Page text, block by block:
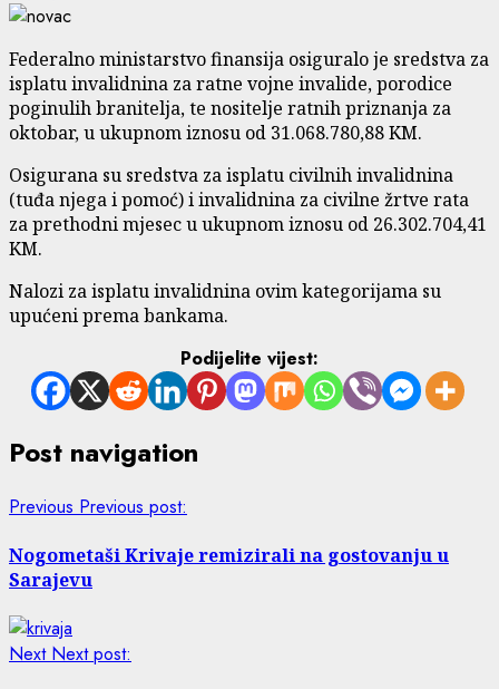
Federalno ministarstvo finansija osiguralo je sredstva za
isplatu invalidnina za ratne vojne invalide, porodice
poginulih branitelja, te nositelje ratnih priznanja za
oktobar, u ukupnom iznosu od 31.068.780,88 KM.
Osigurana su sredstva za isplatu civilnih invalidnina
(tuđa njega i pomoć) i invalidnina za civilne žrtve rata
za prethodni mjesec u ukupnom iznosu od 26.302.704,41
KM.
Nalozi za isplatu invalidnina ovim kategorijama su
upućeni prema bankama.
Podijelite vijest:
Post navigation
Previous Previous post:
Nogometaši Krivaje remizirali na gostovanju u
Sarajevu
Next Next post: